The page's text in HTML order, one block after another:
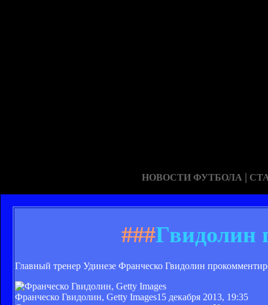
НОВОСТИ ФУТБОЛА |
###Гвидолин
Главный тренер Удинезе Франческо Гвидолин
Франческо Гвидолин, Getty Images15 декабря 2013, 19:35